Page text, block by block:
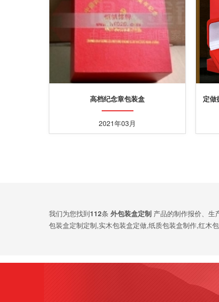
高档纪念章包装盒
2021年03月
定做
我们为您找到112条 外包装盒定制 产品的制作报价、生
包装盒定制定制,实木包装盒定做,纸质包装盒制作,红木